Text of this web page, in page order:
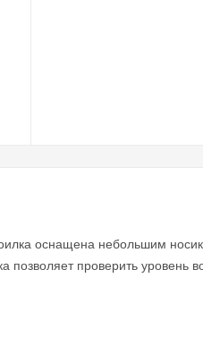
оснащена небольшим
позволяет проверить